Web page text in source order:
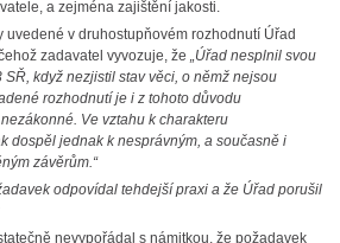
a zejména zajištění jakosti.
uvedené v druhostupňovém rozhodnutí Úřad
zadavatel vyvozuje, že „Úřad nesplnil svou
SŘ, když nezjistil stav věci, o němž nejsou
rozhodnutí je i z tohoto důvodu
Ve vztahu k charakteru
dospěl jednak k nesprávným, a současně i
závěrům.“
odpovídal tehdejší praxi a že Úřad porušil
nevypořádal s námitkou, že požadavek